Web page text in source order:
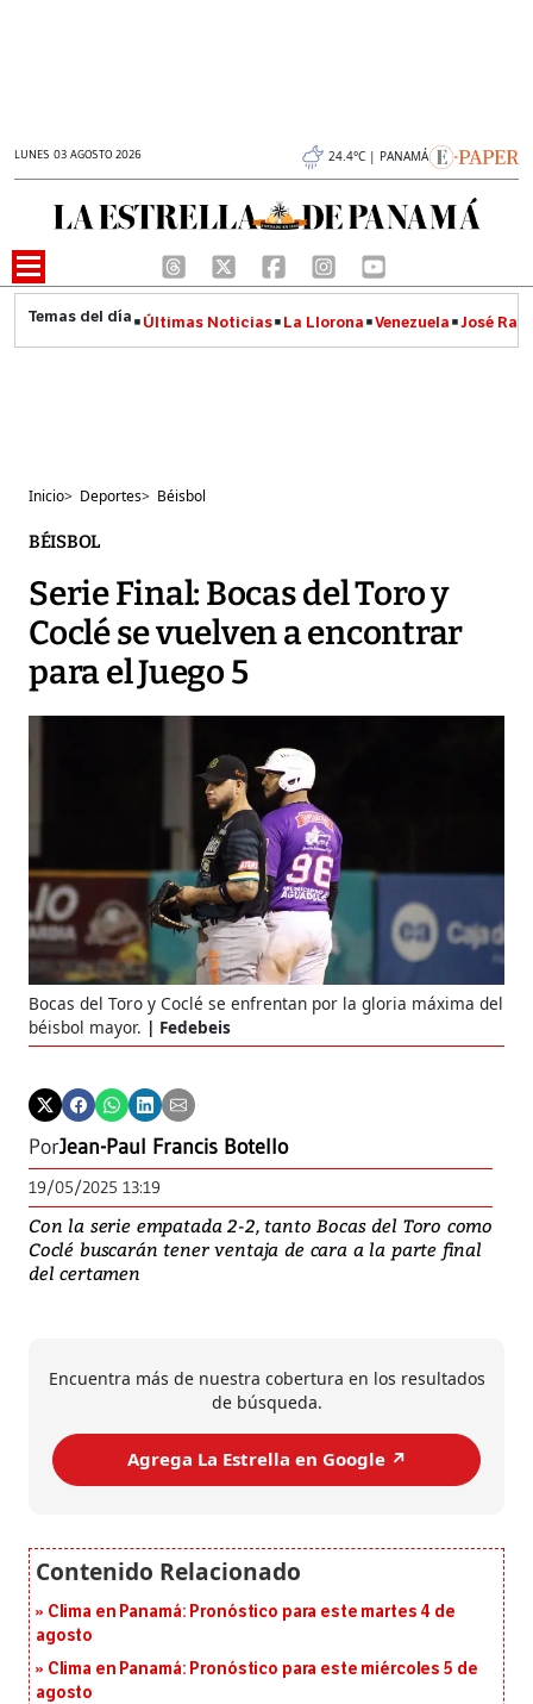
LUNES 03 AGOSTO 2026 24.4°C | PANAMÁ
Últimas Noticias La Llorona Venezuela José
Inicio> Deportes> Béisbol
BÉISBOL
Serie Final: Bocas del Toro y
Coclé se vuelven a encontrar
para el Juego 5
Bocas del Toro y Coclé se enfrentan por la gloria máxima del
béisbol mayor.
Fedebeis
PorJean-Paul Francis Botello
19/05/2025 13:19
Con la serie empatada 2-2, tanto Bocas del Toro como
Coclé buscarán tener ventaja de cara a la parte final
del certamen
Encuentra más de nuestra cobertura en los resultados
de búsqueda.
Agrega La Estrella en Google ↗️
Clima en Panamá: Pronóstico para este martes 4 de
agosto
Clima en Panamá: Pronóstico para este miércoles 5 de
agosto